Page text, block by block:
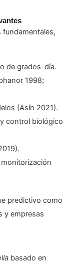
fundamentales,
de grados-día.
1998;
(Asín 2021).
control biológico
predictivo como
y empresas
basado en